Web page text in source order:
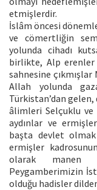
etmişlerdir.
İslâm öncesi
ve cömertliğin
yolunda cihadı
birlikte, Alp erenler
sahnesine
Allah yolunda
Türkistan’dan
âlimleri Selçuklu ve
aydınlar ve
başta devlet
ermişler
olarak manen
Peygamberimizin
olduğu hadisler